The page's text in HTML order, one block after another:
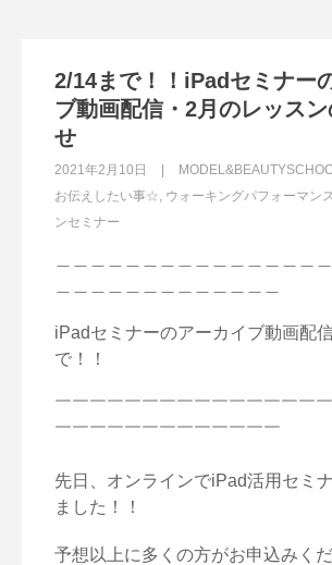
2/14まで！！iPadセミナー
ブ動画配信・2月のレッス
せ
2021年2月10日
お伝えしたい事☆, ウォーキングパフォーマン
ンセミナー
iPadセミナーのアーカイブ動画配
で！！
￣￣￣￣￣￣￣￣￣￣￣￣￣￣￣
￣￣￣￣￣￣￣￣￣￣￣￣￣
先日、オンラインでiPad活用セミ
ました！！
予想以上に多くの方がお申込みくだ